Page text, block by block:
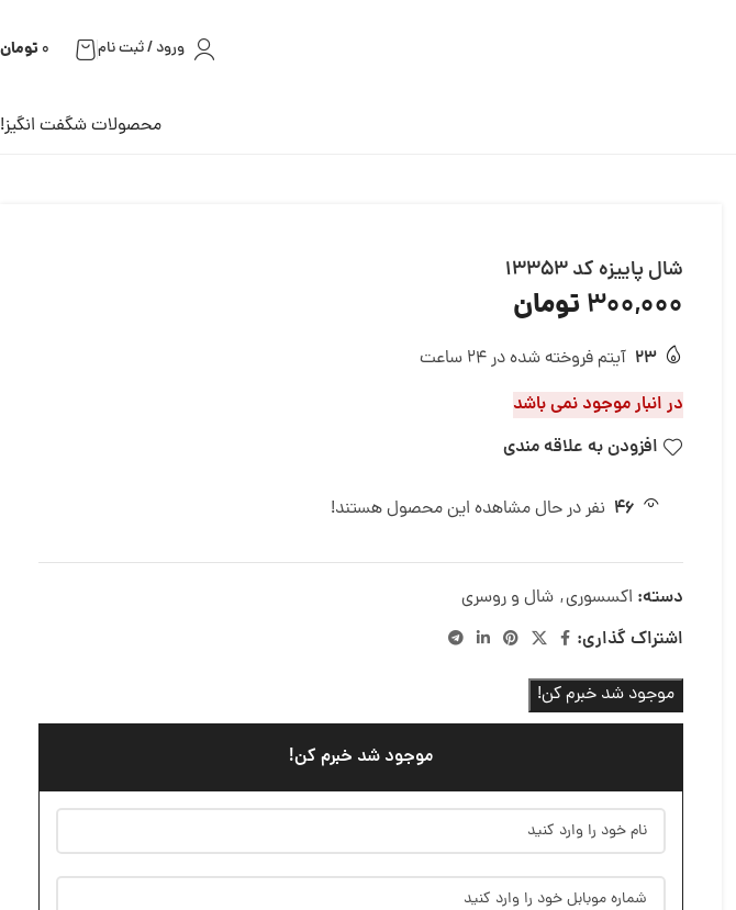
ورود / ثبت نام 0تومان
محصولات شگفت انگیز!
شال پاییزه کد 13353
300,000 تومان
23 آیتم فروخته شده در 24 ساعت
در انبار موجود نمی باشد
افزودن به علاقه مندی
46 نفر در حال مشاهده این محصول هستند!
دسته: اکسسوری, شال و روسری
اشتراک گذاری:
موجود شد خبرم کن!
موجود شد خبرم کن!